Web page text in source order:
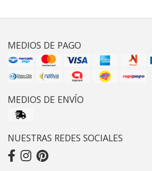
MEDIOS DE PAGO
MEDIOS DE ENVÍO
NUESTRAS REDES SOCIALES